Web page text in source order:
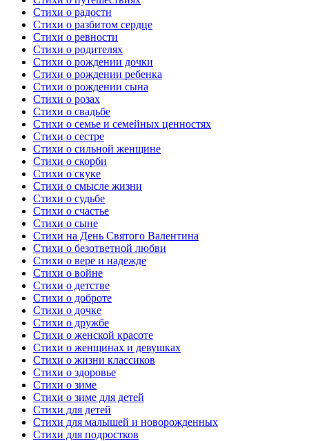
Стихи о радости
Стихи о разбитом сердце
Стихи о ревности
Стихи о родителях
Стихи о рождении дочки
Стихи о рождении ребенка
Стихи о рождении сына
Стихи о розах
Стихи о свадьбе
Стихи о семье и семейных ценностях
Стихи о сестре
Стихи о сильной женщине
Стихи о скорби
Стихи о скуке
Стихи о смысле жизни
Стихи о судьбе
Стихи о счастье
Стихи о сыне
Стихи на День Святого Валентина
Стихи о безответной любви
Стихи о вере и надежде
Стихи о войне
Стихи о детстве
Стихи о доброте
Стихи о дочке
Стихи о дружбе
Стихи о женской красоте
Стихи о женщинах и девушках
Стихи о жизни классиков
Стихи о здоровье
Стихи о зиме
Стихи о зиме для детей
Стихи для детей
Стихи для малышей и новорожденных
Стихи для подростков